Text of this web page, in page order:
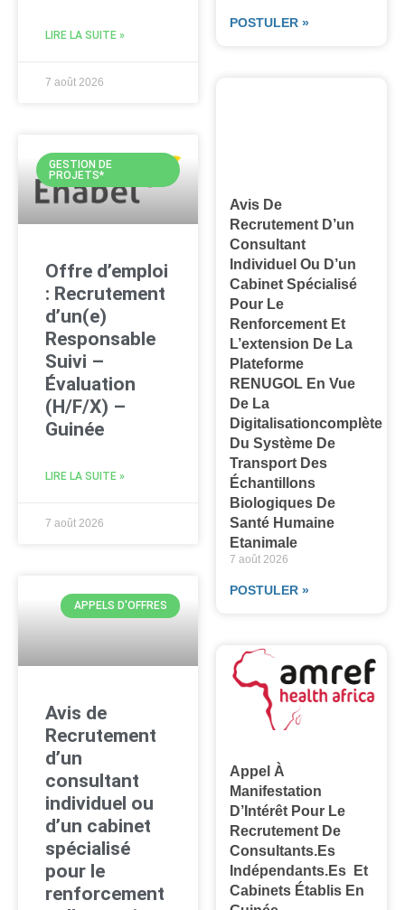
LIRE LA SUITE »
7 août 2026
GESTION DE
PROJETS*
Offre d’emploi
: Recrutement
d’un(e)
Responsable
Suivi –
Évaluation
(H/F/X) –
Guinée
LIRE LA SUITE »
7 août 2026
APPELS D'OFFRES
Avis de
Recrutement
d’un
consultant
individuel ou
d’un cabinet
spécialisé
pour le
renforcement
POSTULER »
Avis De
Recrutement D’un
Consultant
Individuel Ou D’un
Cabinet Spécialisé
Pour Le
Renforcement Et
L’extension De La
Plateforme
RENUGOL En Vue
De La
Digitalisationcomplète
Du Système De
Transport Des
Échantillons
Biologiques De
Santé Humaine
Etanimale
7 août 2026
POSTULER »
Appel À
Manifestation
D’Intérêt Pour Le
Recrutement De
Consultants.es
Indépendants.es Et
Cabinets Établis En